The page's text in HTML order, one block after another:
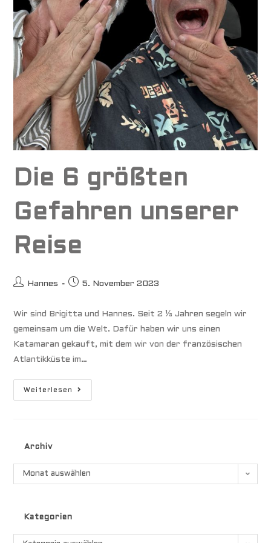
Die 6 größten
Gefahren unserer
Reise
Beitrags-
Hannes
Beitrag
5. November 2023
Wir sind Brigitta und Hannes. Seit 2 ½ Jahren segeln wir
gemeinsam um die Welt. Dafür haben wir uns einen
Katamaran gekauft, mit dem wir von der französischen
Atlantikküste im…
Weiterlesen
Die
Archiv
Archiv
Monat auswählen
Kategorien
Kategorien